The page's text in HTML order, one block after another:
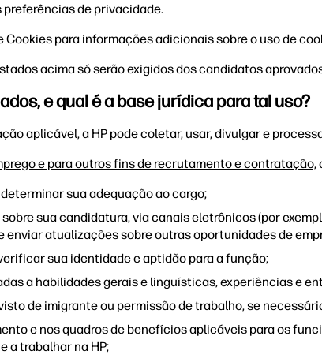
de privacidade.
Cookies para informações adicionais sobre o uso de
acima só serão exigidos dos candidatos
e qual é a base jurídica para tal uso?
aplicável, a HP pode coletar, usar, divulgar e
e para outros fins de recrutamento e contratação,
sua adequação ao cargo;
sua candidatura, via canais eletrônicos (por
enviar atualizações sobre outras oportunidades de
sua identidade e aptidão para a função;
a habilidades gerais e linguísticas, experiências e
de imigrante ou permissão de trabalho, se
e nos quadros de benefícios aplicáveis para os
a trabalhar na HP;